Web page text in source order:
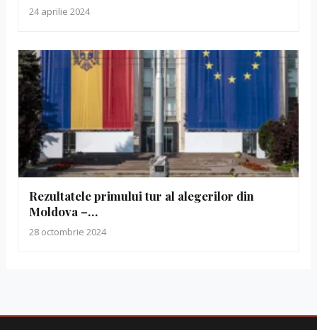
24 aprilie 2024
Rezultatele primului tur al alegerilor din
Moldova –…
28 octombrie 2024